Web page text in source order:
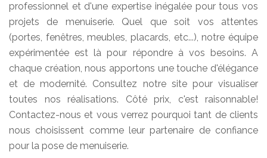
professionnel et d'une expertise inégalée pour tous vos
projets de menuiserie. Quel que soit vos attentes
(portes, fenêtres, meubles, placards, etc...), notre équipe
expérimentée est là pour répondre à vos besoins. A
chaque création, nous apportons une touche d'élégance
et de modernité. Consultez notre site pour visualiser
toutes nos réalisations. Côté prix, c'est raisonnable!
Contactez-nous et vous verrez pourquoi tant de clients
nous choisissent comme leur partenaire de confiance
pour la pose de menuiserie.